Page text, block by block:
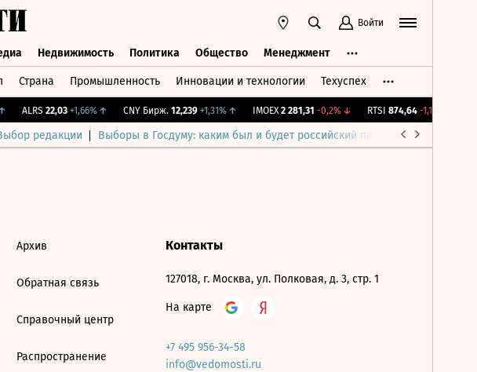
Войти
Недвижимость Политика Общество Менеджмент
Страна Промышленность Инновации и технологии Техуспех
ALRS 22,03 +1,66%↑ CNY Бирж. 12,239 +1,31%↑ IMOEX 2 281,31 -0,2%↓ RTSI 874,64 -1,12%
редакции Выборы в Госдуму: каким был и будет российский парламент
Архив
Обратная связь
Справочный центр
Распространение
Контакты
127018, г. Москва, ул. Полковая, д. 3, стр. 1
На карте
+7 495 956-34-58
info@vedomosti.ru